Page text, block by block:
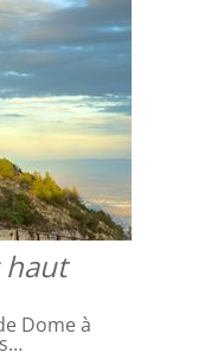
haut
Dome à